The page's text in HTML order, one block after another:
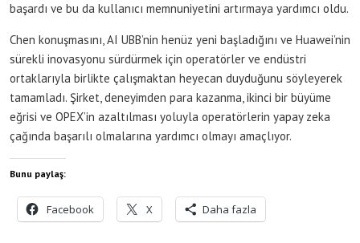
başardı ve bu da kullanıcı memnuniyetini artırmaya yardımcı oldu.
Chen konuşmasını, AI UBB’nin henüz yeni başladığını ve Huawei’nin
sürekli inovasyonu sürdürmek için operatörler ve endüstri
ortaklarıyla birlikte çalışmaktan heyecan duyduğunu söyleyerek
tamamladı. Şirket, deneyimden para kazanma, ikinci bir büyüme
eğrisi ve OPEX’in azaltılması yoluyla operatörlerin yapay zeka
çağında başarılı olmalarına yardımcı olmayı amaçlıyor.
Bunu paylaş:
Facebook X Daha fazla